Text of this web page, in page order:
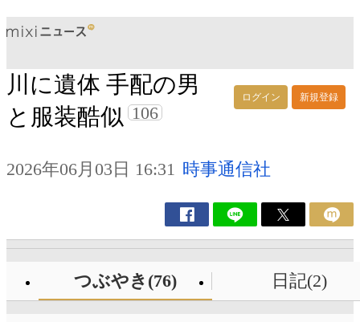
ログイン 新規登録
川に遺体 手配の男
と服装酷似 106
2026年06月03日 16:31 時事通信社
つぶやき(76) 日記(2)